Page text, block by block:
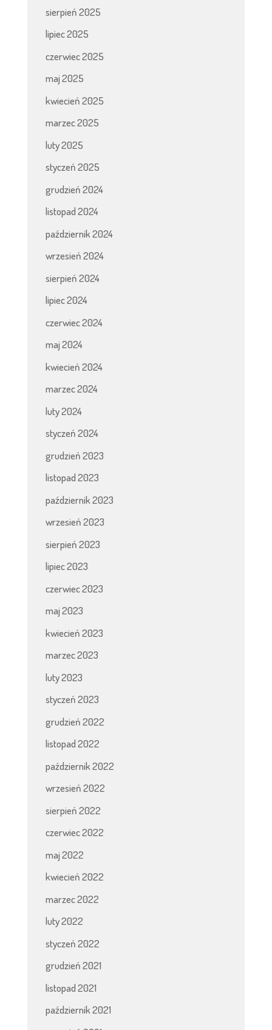
sierpień 2025
lipiec 2025
czerwiec 2025
maj 2025
kwiecień 2025
marzec 2025
luty 2025
styczeń 2025
grudzień 2024
listopad 2024
październik 2024
wrzesień 2024
sierpień 2024
lipiec 2024
czerwiec 2024
maj 2024
kwiecień 2024
marzec 2024
luty 2024
styczeń 2024
grudzień 2023
listopad 2023
październik 2023
wrzesień 2023
sierpień 2023
lipiec 2023
czerwiec 2023
maj 2023
kwiecień 2023
marzec 2023
luty 2023
styczeń 2023
grudzień 2022
listopad 2022
październik 2022
wrzesień 2022
sierpień 2022
czerwiec 2022
maj 2022
kwiecień 2022
marzec 2022
luty 2022
styczeń 2022
grudzień 2021
listopad 2021
październik 2021